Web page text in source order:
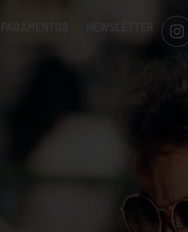
PAGAMENTOS NEWSLETTER